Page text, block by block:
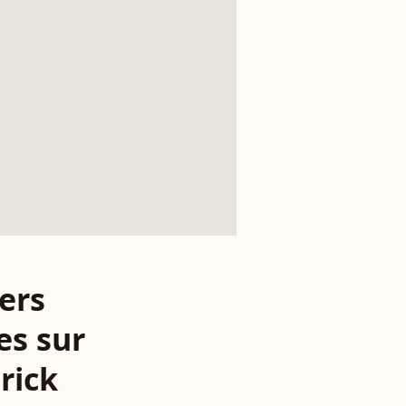
sur